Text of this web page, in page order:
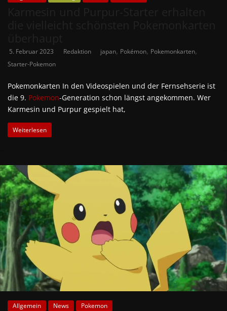
5. Februar 2023 Redaktion japan, Pokémon, Pokemonkarten,
Starter-Pokemon
Pokemonkarten In den Videospielen und der Fernsehserie ist
die 9. Pokemon-Generation schon längst angekommen. Wer
Karmesin und Purpur gespielt hat,
Weiterlesen
Allgemein News Pokemon